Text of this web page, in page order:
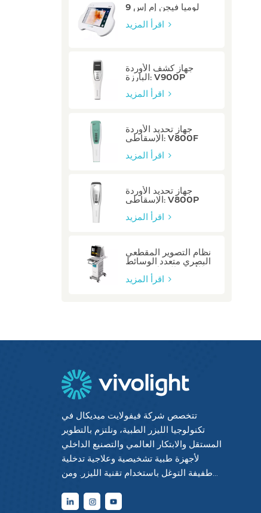
لوميا فيجن إم إس 9
جهاز كشف الأوردة
البارزة: V900P
جهاز تحديد الأوردة
الإسقاطي: V800F
جهاز تحديد الأوردة
الإسقاطي: V800P
نظام التصوير المقطعي
البصري متعدد الوسائط
للأوعية السباتية: صفر
تتخصص شركة فيفولايت ميديكال في
تكنولوجيا الليزر الطبية، ونلتزم بالتطوير
المستقل والابتكار العالمي والتصنيع الداخلي
لأجهزة طبية تشخيصية وعلاجية تدخلية
طفيفة التوغل باستخدام تقنية الليزر. ومن
الخبرة الطبية والهندسية، حققنا إتقانًا شاملًا